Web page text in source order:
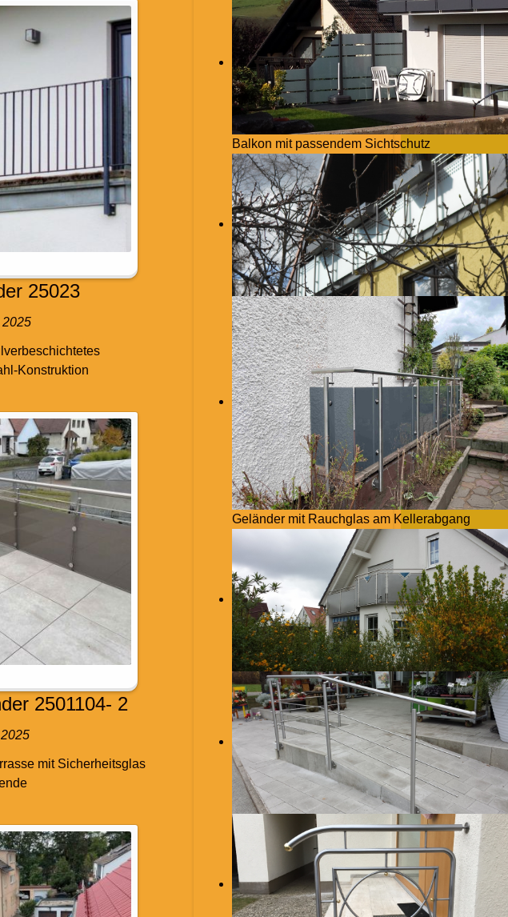
25023
2025
Konstruktion
2501104- 2
mit Sicherheitsglas
Balkon mit passendem Sichtschutz
Geländer mit Rauchglas am Kellerabgang